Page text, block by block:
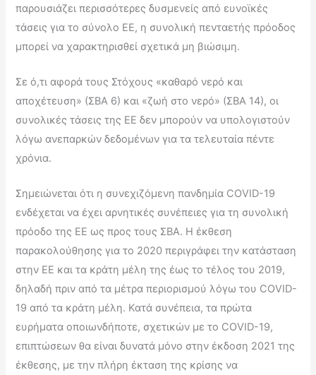
παρουσιάζει περισσότερες δυσμενείς από ευνοϊκές
τάσεις για το σύνολο ΕΕ, η συνολική πενταετής πρόοδος
μπορεί να χαρακτηρισθεί σχετικά μη βιώσιμη.
Σε ό,τι αφορά τους Στόχους «καθαρό νερό και
αποχέτευση» (ΣΒΑ 6) και «ζωή στο νερό» (ΣΒΑ 14), οι
συνολικές τάσεις της ΕΕ δεν μπορούν να υπολογιστούν
λόγω ανεπαρκών δεδομένων για τα τελευταία πέντε
χρόνια.
Σημειώνεται ότι η συνεχιζόμενη πανδημία COVID-19
ενδέχεται να έχει αρνητικές συνέπειες για τη συνολική
πρόοδο της ΕΕ ως προς τους ΣΒΑ. Η έκθεση
παρακολούθησης για το 2020 περιγράφει την κατάσταση
στην ΕΕ και τα κράτη μέλη της έως το τέλος του 2019,
δηλαδή πριν από τα μέτρα περιορισμού λόγω του COVID-
19 από τα κράτη μέλη. Κατά συνέπεια, τα πρώτα
ευρήματα οποιωνδήποτε, σχετικών με το COVID-19,
επιπτώσεων θα είναι δυνατά μόνο στην έκδοση 2021 της
έκθεσης, με την πλήρη έκταση της κρίσης να